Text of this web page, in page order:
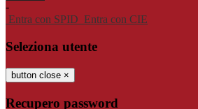
-
Entra con SPID Entra con CIE
Seleziona utente
button close ×
Recupero password